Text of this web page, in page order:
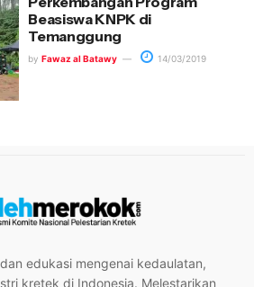
Beasiswa KNPK di
Temanggung
by Fawaz al Batawy 14/03/2019
edukasi mengenai kedaulatan,
kretek di Indonesia. Melestarikan